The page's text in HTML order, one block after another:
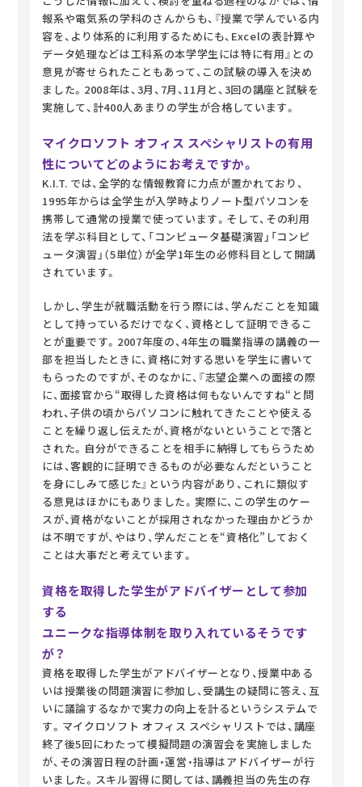
報系や電気系の学科のさんからも、『授業で学んでいる内
容を、より体系的に利用するためにも、Excelの表計算や
データ処理などは工科系の本学学生には特に有用』との
意見が寄せられたこともあって、この試験の導入を決め
ました。2008年は、3月、7月、11月と、3回の講座と試験を
実施して、計400人あまりの学生が合格しています。
マイクロソフト オフィス スペシャリストの有用
性についてどのようにお考えですか。
K.I.T. では、全学的な情報教育に力点が置かれており、
1995年からは全学生が入学時よりノート型パソコンを
携帯して通常の授業で使っています。そして、その利用
法を学ぶ科目として、「コンピュータ基礎演習」「コンピ
ュータ演習」（5単位）が全学1年生の必修科目として開講
されています。
しかし、学生が就職活動を行う際には、学んだことを知識
として持っているだけでなく、資格として証明できるこ
とが重要です。2007年度の、4年生の職業指導の講義の一
部を担当したときに、資格に対する思いを学生に書いて
もらったのですが、そのなかに、『志望企業への面接の際
に、面接官から“取得した資格は何もないんですね“と問
われ、子供の頃からパソコンに触れてきたことや使える
ことを繰り返し伝えたが、資格がないということで落と
された。自分ができることを相手に納得してもらうため
には、客観的に証明できるものが必要なんだということ
を身にしみて感じた』という内容があり、これに類似す
る意見はほかにもありました。実際に、この学生のケー
スが、資格がないことが採用されなかった理由かどうか
は不明ですが、やはり、学んだことを“資格化”しておく
ことは大事だと考えています。
資格を取得した学生がアドバイザーとして参加
する
ユニークな指導体制を取り入れているそうです
が？
資格を取得した学生がアドバイザーとなり、授業中ある
いは授業後の問題演習に参加し、受講生の疑問に答え、互
いに議論するなかで実力の向上を計るというシステムで
す。マイクロソフト オフィス スペシャリストでは、講座
終了後5回にわたって模擬問題の演習会を実施しました
が、その演習日程の計画・運営・指導はアドバイザーが行
いました。スキル習得に関しては、講義担当の先生の存